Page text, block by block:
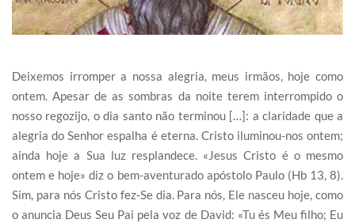
Deixemos irromper a nossa alegria, meus irmãos, hoje como
ontem. Apesar de as sombras da noite terem interrompido o
nosso regozijo, o dia santo não terminou […]: a claridade que a
alegria do Senhor espalha é eterna. Cristo iluminou-nos ontem;
ainda hoje a Sua luz resplandece. «Jesus Cristo é o mesmo
ontem e hoje» diz o bem-aventurado apóstolo Paulo (Hb 13, 8).
Sim, para nós Cristo fez-Se dia. Para nós, Ele nasceu hoje, como
o anuncia Deus Seu Pai pela voz de David: «Tu és Meu filho; Eu